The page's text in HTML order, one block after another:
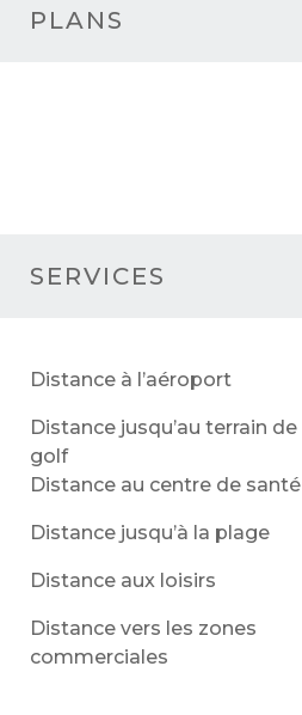
PLANS
SERVICES
Distance à l’aéroport
Distance jusqu’au terrain de
golf
Distance au centre de santé
Distance jusqu’à la plage
Distance aux loisirs
Distance vers les zones
commerciales